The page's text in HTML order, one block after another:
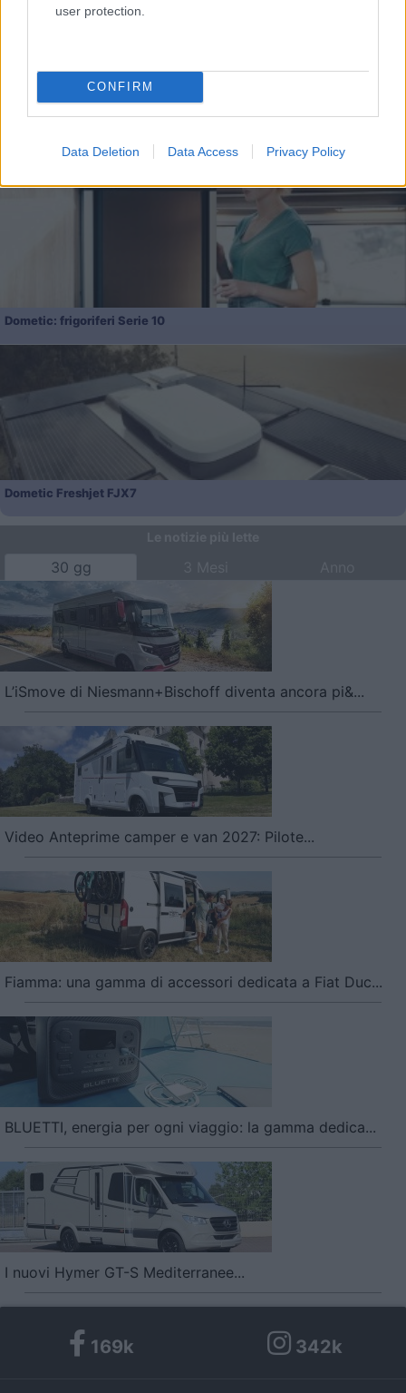
user protection.
CONFIRM
Data Deletion Data Access Privacy Policy
Fit Your Camper 2025: Dometic
Dometic: frigoriferi Serie 10
Dometic Freshjet FJX7
30 gg
L’iSmove di Niesmann+Bischoff diventa ancora pi&...
Video Anteprime camper e van 2027: Pilote...
Fiamma: una gamma di accessori dedicata a Fiat Duc...
BLUETTI, energia per ogni viaggio: la gamma dedica...
I nuovi Hymer GT-S Mediterranee...
169k 342k